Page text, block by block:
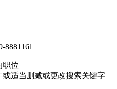
8881161
职位
适当删减或更改搜索关键字